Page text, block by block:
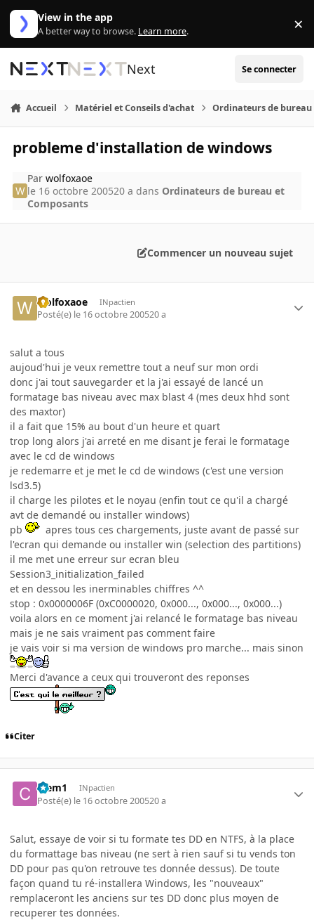
Aller au contenu
View in the app
A better way to browse. Learn more. ×
Next Se connecter
Accueil Matériel et Conseils d'achat Ordinateurs de bureau
probleme d'installation de windows
Parwolfoxaoe
le 16 octobre 200520 a dans Ordinateurs de bureau et
Composants
Commencer un nouveau sujet
wolfoxaoe INpactien
Posté(e) le 16 octobre 200520 a
salut a tous
aujoud'hui je veux remettre tout a neuf sur mon ordi
donc j'ai tout sauvegarder et la j'ai essayé de lancé un
formatage bas niveau avec max blast 4 (mes deux hhd sont
des maxtor)
il a fait que 15% au bout d'un heure et quart
trop long alors j'ai arreté en me disant je ferai le formatage
avec le cd de windows
je redemarre et je met le cd de windows (c'est une version
lsd3.5)
il charge les pilotes et le noyau (enfin tout ce qu'il a chargé
avt de demandé ou installer windows)
pb
apres tous ces chargements, juste avant de passé sur
l'ecran qui demande ou installer win (selection des partitions)
il me met une erreur sur ecran bleu
Session3_initialization_failed
et en dessou les inerminables chiffres ^^
stop : 0x0000006F (0xC0000020, 0x000..., 0x000..., 0x000...)
voila alors en ce moment j'ai relancé le formatage bas niveau
mais je ne sais vraiment pas comment faire
je vais voir si ma version de windows pro marche... mais sinon
Merci d'avance a ceux qui trouveront des reponses
Citer
Clem1 INpactien
Posté(e) le 16 octobre 200520 a
Salut, essaye de voir si tu formate tes DD en NTFS, à la place
du formattage bas niveau (ne sert à rien sauf si tu vends ton
DD pour pas qu'on retrouve tes donnée dessus). De toute
façon quand tu ré-installera Windows, les "nouveaux"
remplaceront les anciens sur tes DD donc plus moyen de
recuperer tes données.